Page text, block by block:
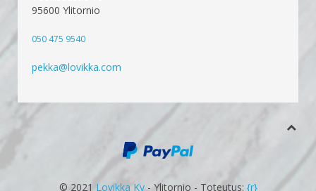
95600 Ylitornio
050 475 9540
pekka@lovikka.com
© 2021 Lovikka Ky- Ylitornio - Toteutus: {r}